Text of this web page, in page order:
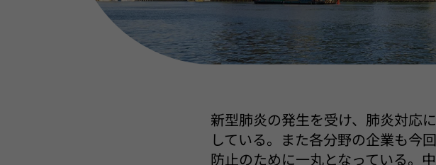
新型肺炎の発生を受け、肺炎対応
している。また各分野の企業も今
防止のために一丸となっている。